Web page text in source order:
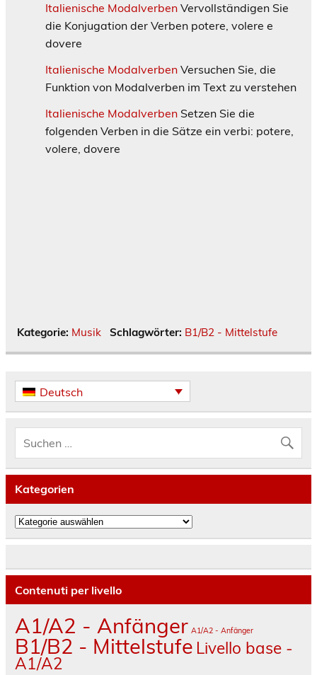
Italienische Modalverben Vervollständigen Sie
die Konjugation der Verben potere, volere e
dovere
Italienische Modalverben Versuchen Sie, die
Funktion von Modalverben im Text zu verstehen
Italienische Modalverben Setzen Sie die
folgenden Verben in die Sätze ein verbi: potere,
volere, dovere
Kategorie: Musik Schlagwörter: B1/B2 - Mittelstufe
Deutsch
Kategorien
Kategorien
Contenuti per livello
A1/A2 - Anfänger A1/A2 - Anfänger
B1/B2 - Mittelstufe Livello base -
A1/A2